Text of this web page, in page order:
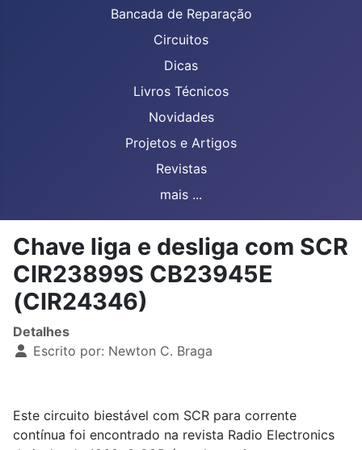
Bancada de Reparação
Circuitos
Dicas
Livros Técnicos
Novidades
Projetos e Artigos
Revistas
mais ...
Chave liga e desliga com SCR
CIR23899S CB23945E
(CIR24346)
Detalhes
Escrito por: Newton C. Braga
Este circuito biestável com SCR para corrente
contínua foi encontrado na revista Radio Electronics